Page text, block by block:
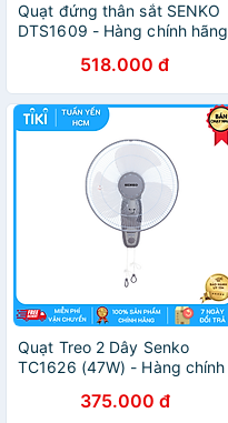
Quạt đứng thân sắt SENKO
DTS1609 - Hàng chính hãng
518.000 đ
Quạt Treo 2 Dây Senko
TC1626 (47W) - Hàng chính
375.000 đ